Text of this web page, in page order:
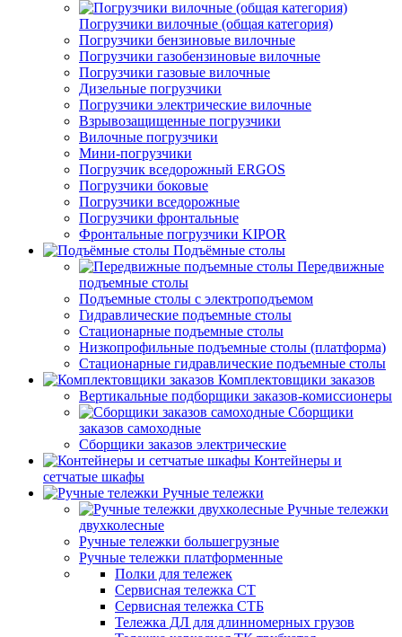
Погрузчики вилочные (общая категория)
Погрузчики бензиновые вилочные
Погрузчики газобензиновые вилочные
Погрузчики газовые вилочные
Дизельные погрузчики
Погрузчики электрические вилочные
Взрывозащищенные погрузчики
Вилочные погрузчики
Мини-погрузчики
Погрузчик вседорожный ERGOS
Погрузчики боковые
Погрузчики вседорожные
Погрузчики фронтальные
Фронтальные погрузчики KIPOR
Подъёмные столы
Передвижные
подъемные столы
Подъемные столы с электроподъемом
Гидравлические подъемные столы
Стационарные подъемные столы
Низкопрофильные подъемные столы (платформа)
Стационарные гидравлические подъемные столы
Комплектовщики заказов
Вертикальные подборщики заказов-комиссионеры
Сборщики
заказов самоходные
Сборщики заказов электрические
Контейнеры и
сетчатые шкафы
Ручные тележки
Ручные тележки
двухколесные
Ручные тележки большегрузные
Ручные тележки платформенные
Полки для тележек
Сервисная тележка СТ
Сервисная тележка СТБ
Тележка ДЛ для длинномерных грузов